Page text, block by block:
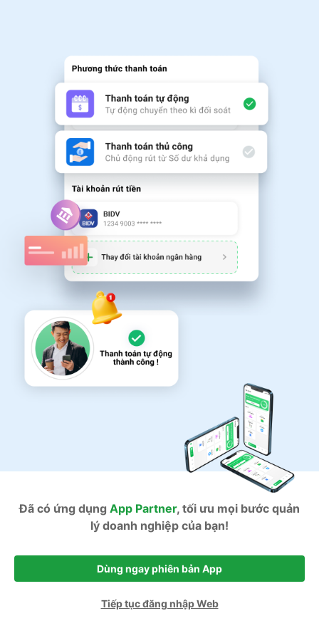
Đã có ứng dụng App Partner, tối ưu mọi bước quản
lý doanh nghiệp của bạn!
Dùng ngay phiên bản App
Tiếp tục đăng nhập Web